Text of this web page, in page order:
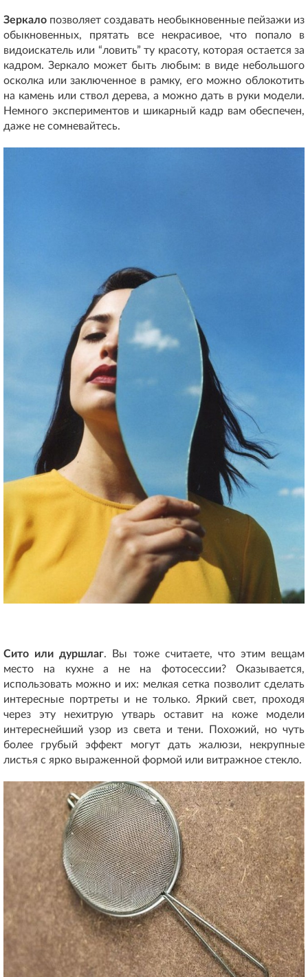
Зеркало позволяет создавать необыкновенные пейзажи из
обыкновенных, прятать все некрасивое, что попало в
видоискатель или “ловить” ту красоту, которая остается за
кадром. Зеркало может быть любым: в виде небольшого
осколка или заключенное в рамку, его можно облокотить
на камень или ствол дерева, а можно дать в руки модели.
Немного экспериментов и шикарный кадр вам обеспечен,
даже не сомневайтесь.
Сито или дуршлаг. Вы тоже считаете, что этим вещам
место на кухне а не на фотосессии? Оказывается,
использовать можно и их: мелкая сетка позволит сделать
интересные портреты и не только. Яркий свет, проходя
через эту нехитрую утварь оставит на коже модели
интереснейший узор из света и тени. Похожий, но чуть
более грубый эффект могут дать жалюзи, некрупные
листья с ярко выраженной формой или витражное стекло.